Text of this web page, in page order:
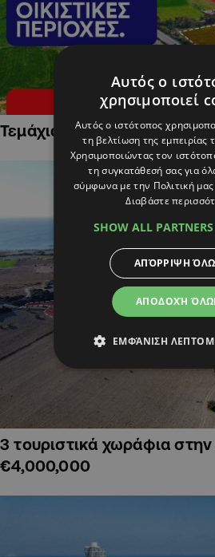
Τεμάχια Γης σε Οικιστικές
3 τουριστικά χωράφια στην
€4,000,000
Αυτός ο
χρησιμοποιεί
Αυτός ο ιστότοπος
τη βελτίωση της
Χρησιμοποιώντας τον
τη συγκατάθεσή σας για
σύμφωνα με την Πολιτική
Διαβάστε
SHOW ALL PARTNERS
ΑΠΟΔΟΧΉ
ΑΠΌΡΡΙΨΗ
ΕΜΦΆΝΙΣΗ